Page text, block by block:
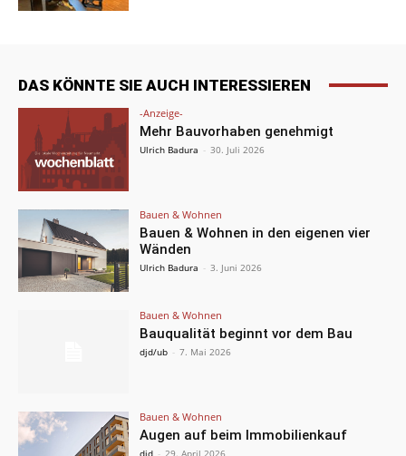
DAS KÖNNTE SIE AUCH INTERESSIEREN
-Anzeige-
Mehr Bauvorhaben genehmigt
Ulrich Badura - 30. Juli 2026
Bauen & Wohnen
Bauen & Wohnen in den eigenen vier
Wänden
Ulrich Badura - 3. Juni 2026
Bauen & Wohnen
Bauqualität beginnt vor dem Bau
djd/ub - 7. Mai 2026
Bauen & Wohnen
Augen auf beim Immobilienkauf
djd - 29. April 2026